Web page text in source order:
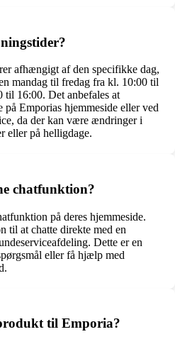
afhængigt af den specifikke dag,
mandag til fredag fra kl. 10:00 til
16:00. Det anbefales at
Emporias hjemmeside eller ved
da der kan være ændringer i
eller på helligdage.
chatfunktion?
på deres hjemmeside.
til at chatte direkte med en
Dette er en
eller få hjælp med
til Emporia?